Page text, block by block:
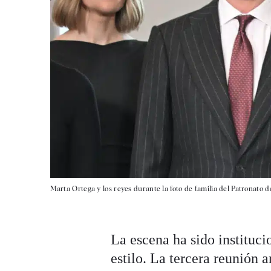
Marta Ortega y los reyes durante la foto de familia del Patronato
La escena ha sido
estilo. La tercera reunión